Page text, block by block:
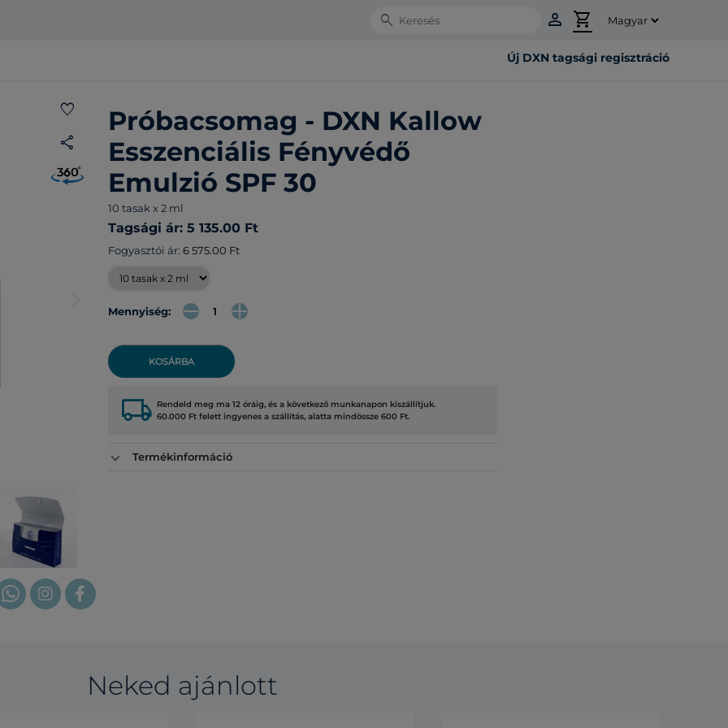
Search person shopping_cart
Új DXN tagsági regisztráció
favorite
share
Próbacsomag - DXN Kallow
Esszenciális Fényvédő
Emulzió SPF 30
10 tasak x 2 ml
Tagsági ár: 5 135.00 Ft
Fogyasztói ár: 6 575.00 Ft
Mennyiség:
KOSÁRBA
local_shipping Rendeld meg ma 12 óráig, és a következő munkanapon kiszállítjuk.
60.000 Ft felett ingyenes a szállítás, alatta mindössze 600 Ft.
Termékinformáció
Neked ajánlott